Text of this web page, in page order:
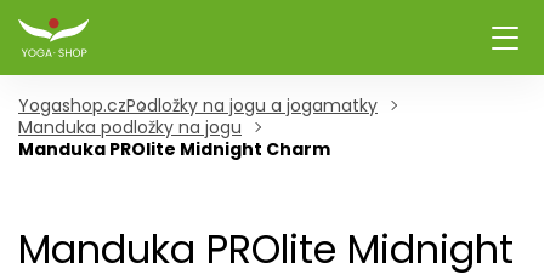
Yogashop.czPodložky na jogu a jogamatky
Manduka podložky na jogu
Manduka PROlite Midnight Charm
Manduka PROlite Midnight